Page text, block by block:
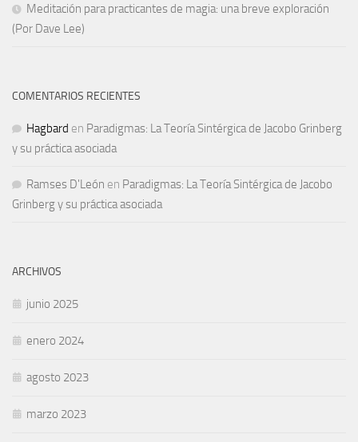
Meditación para practicantes de magia: una breve exploración
(Por Dave Lee)
COMENTARIOS RECIENTES
Hagbard en Paradigmas: La Teoría Sintérgica de Jacobo Grinberg
y su práctica asociada
Ramses D'León en Paradigmas: La Teoría Sintérgica de Jacobo
Grinberg y su práctica asociada
ARCHIVOS
junio 2025
enero 2024
agosto 2023
marzo 2023